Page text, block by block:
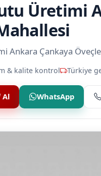
Üretimi
Ankara Çankaya
& kalite kontrol Türkiye
Al WhatsApp